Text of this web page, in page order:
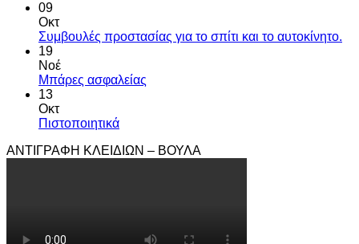
09
Οκτ
Συμβουλές προστασίας για το σπίτι και το αυτοκίνητο.
19
Νοέ
Μπάρες ασφαλείας
13
Οκτ
Πιστοποιητικά
ΑΝΤΙΓΡΑΦΗ ΚΛΕΙΔΙΩΝ – ΒΟΥΛΑ